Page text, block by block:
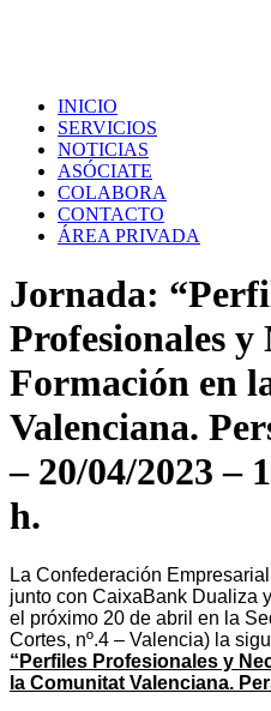
INICIO
SERVICIOS
NOTICIAS
ASÓCIATE
COLABORA
CONTACTO
ÁREA PRIVADA
Jornada:
Profesionales y
Formación en
Valenciana.
– 20/04/2023 –
h.
La Confederación
junto con CaixaBank Dualiza
el próximo 20 de abril en la
Cortes, nº.4 – Valencia) la
“Perfiles Profesionales y
la Comunitat Valenciana.